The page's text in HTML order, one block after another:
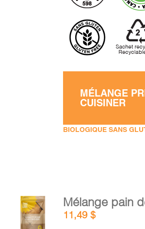
MÉLANGE
CUISINER
BIOLOGIQUE SANS
AJOUTER
AU
PANIER
Mélange pain
11,49$